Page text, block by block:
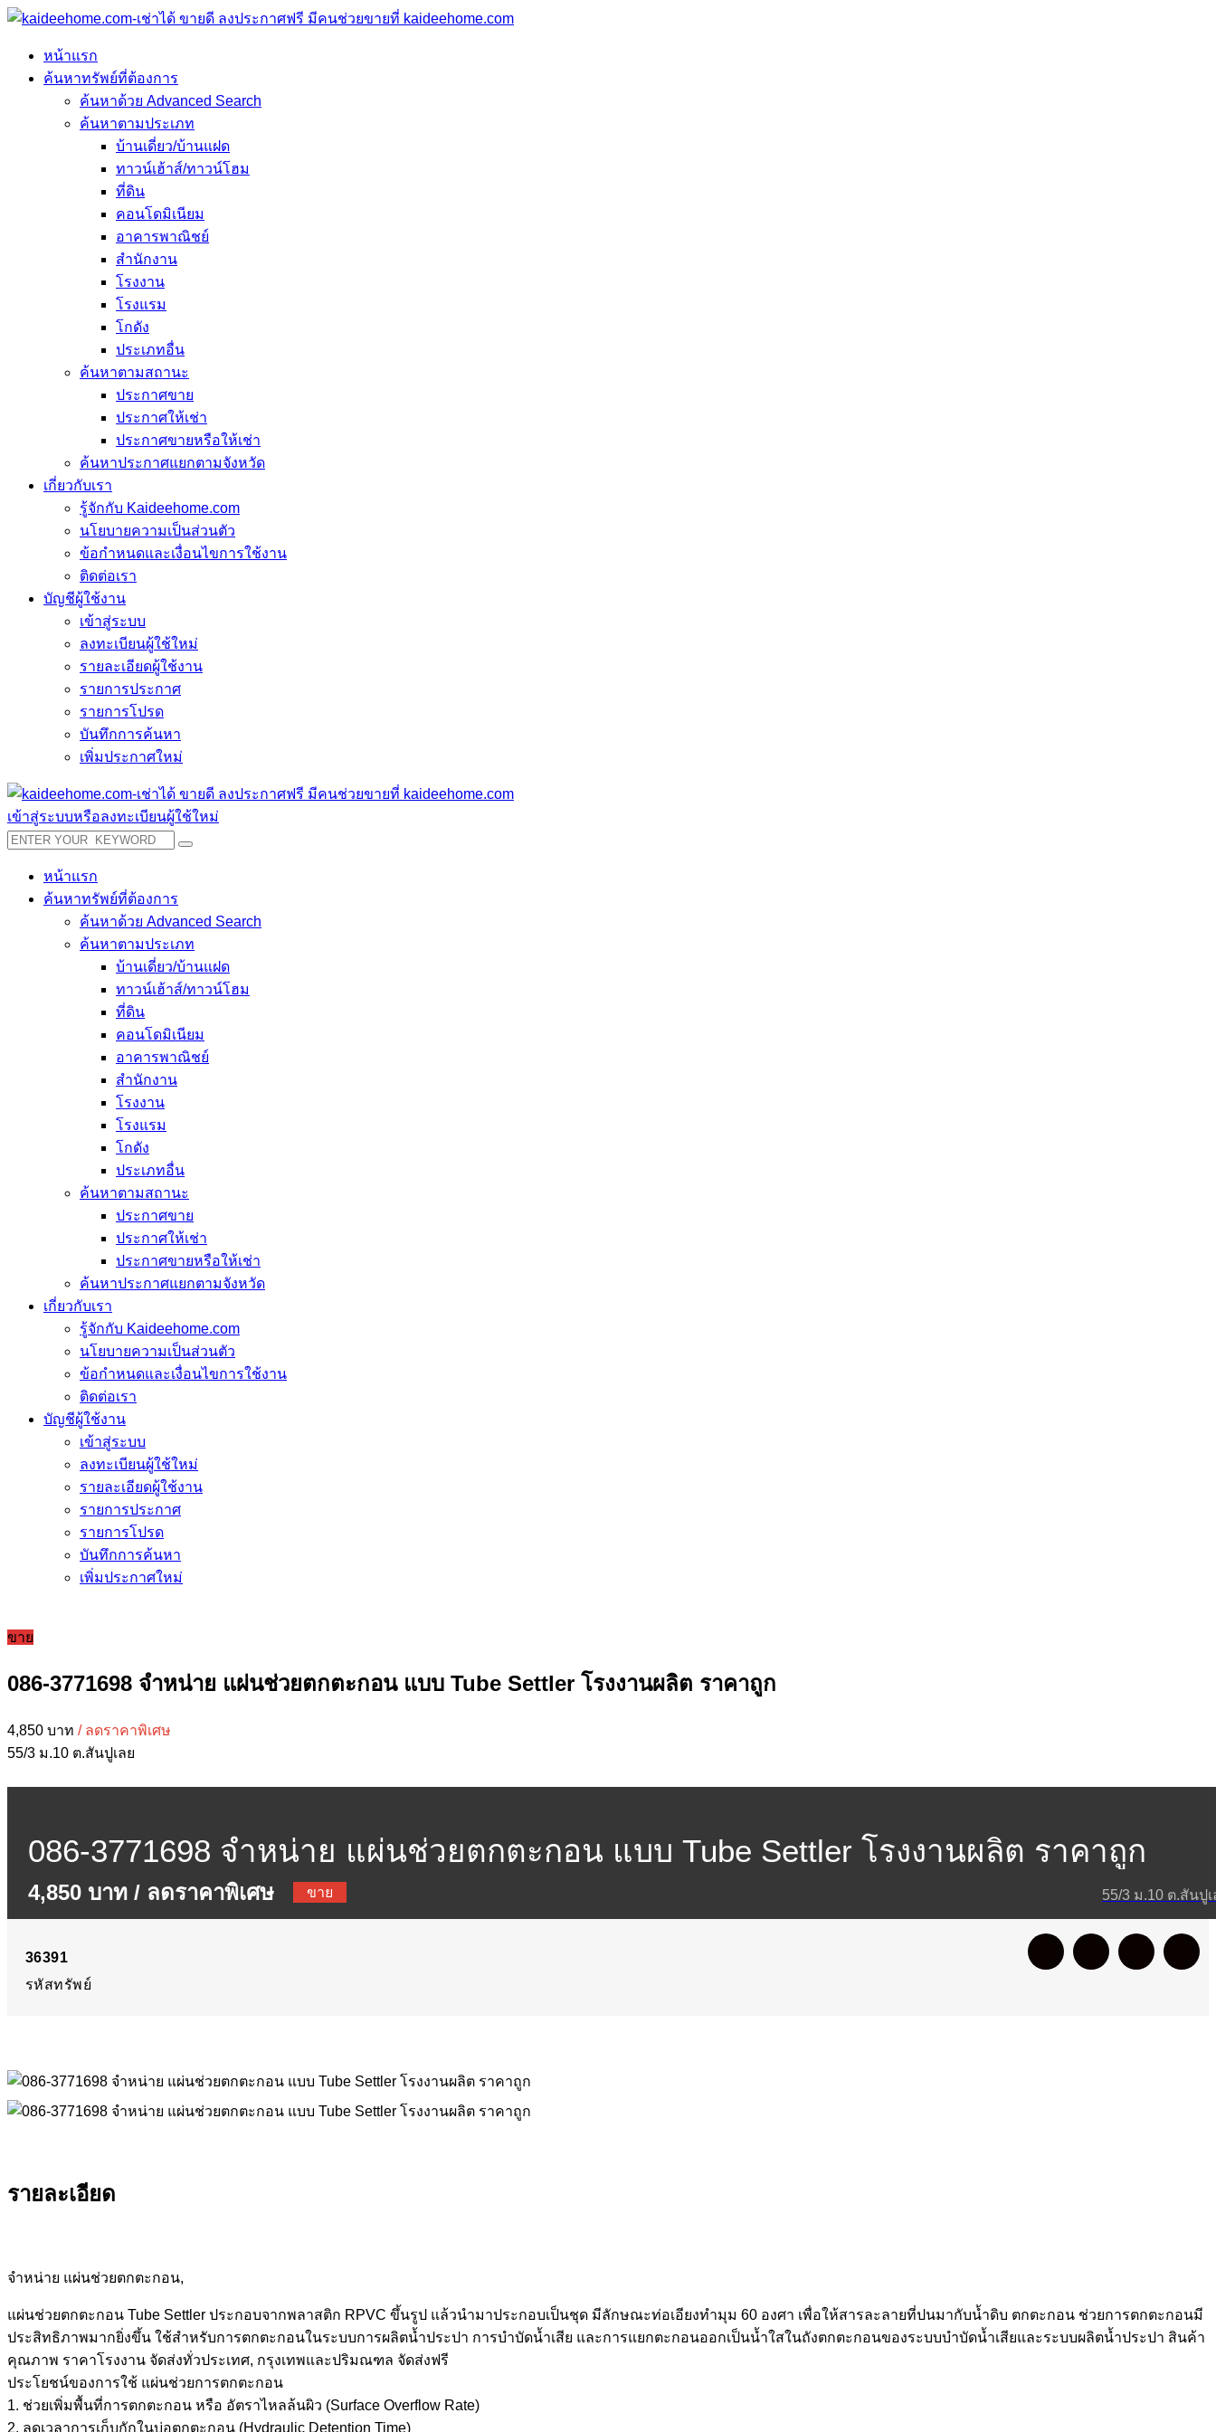
หน้าแรก
ค้นหาทรัพย์ที่ต้องการ
ค้นหาด้วย Advanced Search
ค้นหาตามประเภท
บ้านเดี่ยว/บ้านแฝด
ทาวน์เฮ้าส์/ทาวน์โฮม
ที่ดิน
คอนโดมิเนียม
อาคารพาณิชย์
สำนักงาน
โรงงาน
โรงแรม
โกดัง
ประเภทอื่น
ค้นหาตามสถานะ
ประกาศขาย
ประกาศให้เช่า
ประกาศขายหรือให้เช่า
ค้นหาประกาศแยกตามจังหวัด
เกี่ยวกับเรา
รู้จักกับ Kaideehome.com
นโยบายความเป็นส่วนตัว
ข้อกำหนดและเงื่อนไขการใช้งาน
ติดต่อเรา
บัญชีผู้ใช้งาน
เข้าสู่ระบบ
ลงทะเบียนผู้ใช้ใหม่
รายละเอียดผู้ใช้งาน
รายการประกาศ
รายการโปรด
บันทึกการค้นหา
เพิ่มประกาศใหม่
เข้าสู่ระบบหรือลงทะเบียนผู้ใช้ใหม่
หน้าแรก
ค้นหาทรัพย์ที่ต้องการ
ค้นหาด้วย Advanced Search
ค้นหาตามประเภท
บ้านเดี่ยว/บ้านแฝด
ทาวน์เฮ้าส์/ทาวน์โฮม
ที่ดิน
คอนโดมิเนียม
อาคารพาณิชย์
สำนักงาน
โรงงาน
โรงแรม
โกดัง
ประเภทอื่น
ค้นหาตามสถานะ
ประกาศขาย
ประกาศให้เช่า
ประกาศขายหรือให้เช่า
ค้นหาประกาศแยกตามจังหวัด
เกี่ยวกับเรา
รู้จักกับ Kaideehome.com
นโยบายความเป็นส่วนตัว
ข้อกำหนดและเงื่อนไขการใช้งาน
ติดต่อเรา
บัญชีผู้ใช้งาน
เข้าสู่ระบบ
ลงทะเบียนผู้ใช้ใหม่
รายละเอียดผู้ใช้งาน
รายการประกาศ
รายการโปรด
บันทึกการค้นหา
เพิ่มประกาศใหม่
ขาย
086-3771698 จำหน่าย แผ่นช่วยตกตะกอน แบบ Tube Settler โรงงานผลิต ราคาถูก
4,850 บาท / ลดราคาพิเศษ
55/3 ม.10 ต.สันปูเลย
086-3771698 จำหน่าย แผ่นช่วยตกตะกอน แบบ Tube Settler โรงงานผลิต ราคาถูก
4,850 บาท / ลดราคาพิเศษ ขาย 55/3 ม.10 ต.สันปูเ
36391
รหัสทรัพย์
รายละเอียด
จำหน่าย แผ่นช่วยตกตะกอน,
แผ่นช่วยตกตะกอน Tube Settler ประกอบจากพลาสติก RPVC ขึ้นรูป แล้วนำมาประกอบเป็นชุด มีลักษณะท่อเอียงทำมุม 60 องศา เพื่อให้สารละลายที่ปนมากับน้ำดิบ ตกตะกอน ช่วยการตกตะกอนมี
ประสิทธิภาพมากยิ่งขึ้น ใช้สำหรับการตกตะกอนในระบบการผลิตน้ำประปา การบำบัดน้ำเสีย และการแยกตะกอนออกเป็นน้ำใสในถังตกตะกอนของระบบบำบัดน้ำเสียและระบบผลิตน้ำประปา สินค้า
คุณภาพ ราคาโรงงาน จัดส่งทั่วประเทศ, กรุงเทพและปริมณฑล จัดส่งฟรี
ประโยชน์ของการใช้ แผ่นช่วยการตกตะกอน
1. ช่วยเพิ่มพื้นที่การตกตะกอน หรือ อัตราไหลล้นผิว (Surface Overflow Rate)
2. ลดเวลาการเก็บกักในบ่อตกตะกอน (Hydraulic Detention Time)